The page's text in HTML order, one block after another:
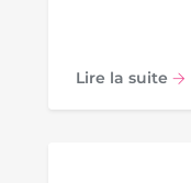
Lire la suite